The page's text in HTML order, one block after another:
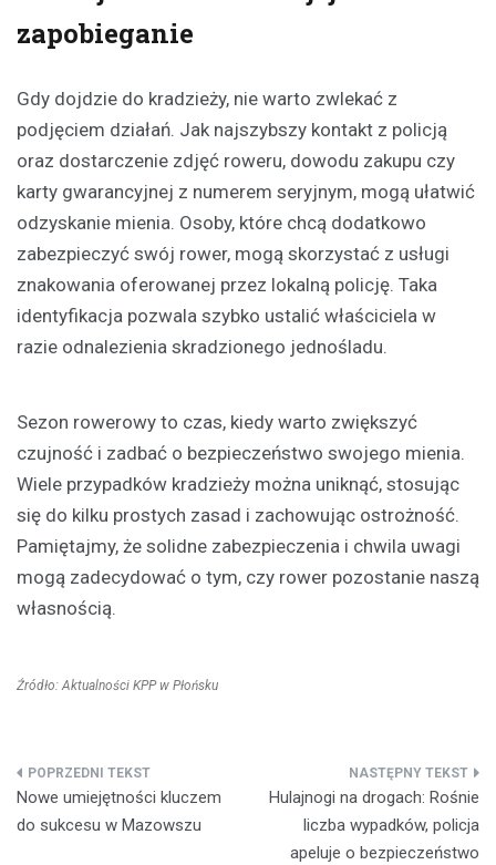
zapobieganie
Gdy dojdzie do kradzieży, nie warto zwlekać z
podjęciem działań. Jak najszybszy kontakt z policją
oraz dostarczenie zdjęć roweru, dowodu zakupu czy
karty gwarancyjnej z numerem seryjnym, mogą ułatwić
odzyskanie mienia. Osoby, które chcą dodatkowo
zabezpieczyć swój rower, mogą skorzystać z usługi
znakowania oferowanej przez lokalną policję. Taka
identyfikacja pozwala szybko ustalić właściciela w
razie odnalezienia skradzionego jednośladu.
Sezon rowerowy to czas, kiedy warto zwiększyć
czujność i zadbać o bezpieczeństwo swojego mienia.
Wiele przypadków kradzieży można uniknąć, stosując
się do kilku prostych zasad i zachowując ostrożność.
Pamiętajmy, że solidne zabezpieczenia i chwila uwagi
mogą zadecydować o tym, czy rower pozostanie naszą
własnością.
Źródło: Aktualności KPP w Płońsku
Nawigacja
wpisu
Nowe umiejętności kluczem
do sukcesu w Mazowszu
Hulajnogi na drogach: Rośnie
liczba wypadków, policja
apeluje o bezpieczeństwo